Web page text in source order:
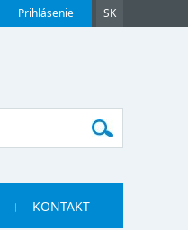
Prihlásenie SK
KONTAKT